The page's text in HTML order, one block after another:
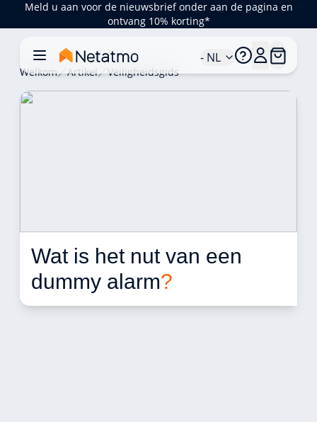
Meld u aan voor de nieuwsbrief onder aan de pagina en
ontvang 10% korting*
- NL
Welkom Artikel Veiligheidsgids
Wat is het nut van een
dummy alarm?